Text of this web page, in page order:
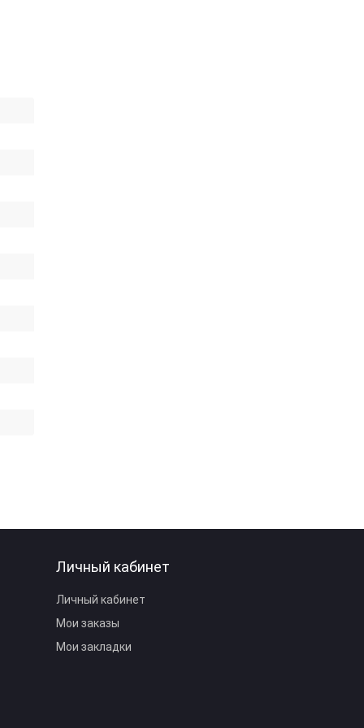
Личный кабинет
Личный кабинет
Мои заказы
Мои закладки